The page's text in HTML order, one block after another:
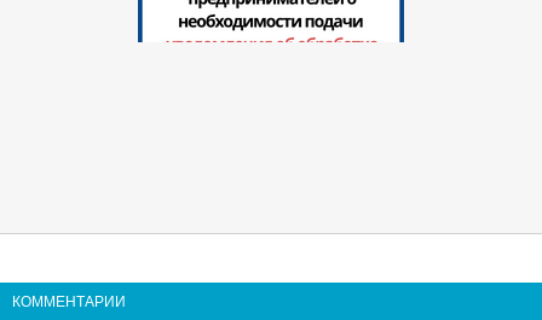
КОММЕНТАРИИ